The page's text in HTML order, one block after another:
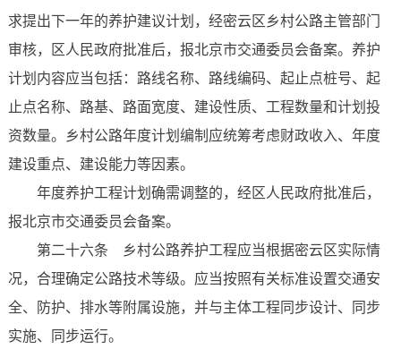
求提出下一年的养护建议计划，经密云区乡村公路主管部门
审核，区人民政府批准后，报北京市交通委员会备案。养护
计划内容应当包括：路线名称、路线编码、起止点桩号、起
止点名称、路基、路面宽度、建设性质、工程数量和计划投
资数量。乡村公路年度计划编制应统筹考虑财政收入、年度
建设重点、建设能力等因素。
年度养护工程计划确需调整的，经区人民政府批准后，
报北京市交通委员会备案。
第二十六条 乡村公路养护工程应当根据密云区实际情
况，合理确定公路技术等级。应当按照有关标准设置交通安
全、防护、排水等附属设施，并与主体工程同步设计、同步
实施、同步运行。